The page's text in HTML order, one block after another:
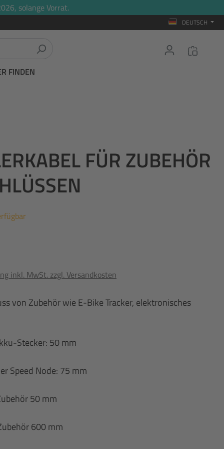
solange Vorrat.
DEUTSCH
FINDEN
FÜR ZUBEHÖR
inkl. MwSt. zzgl. Versandkosten
von Zubehör wie E-Bike Tracker, elektronisches
Stecker: 50 mm
Speed Node: 75 mm
50 mm
600 mm